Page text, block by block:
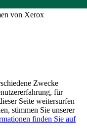
von Xerox
Zwecke
für
Seite weitersurfen
stimmen Sie unserer
finden Sie auf